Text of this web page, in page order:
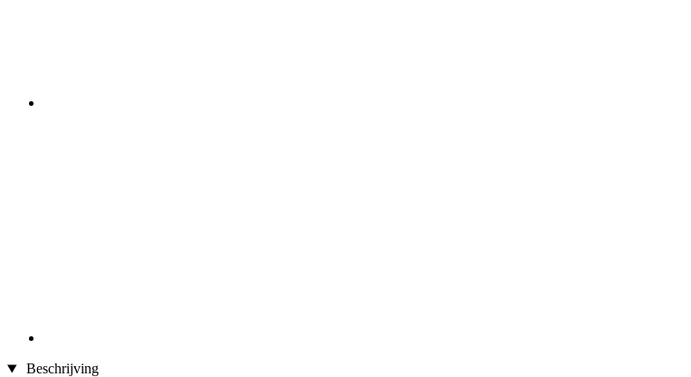
Beschrijving